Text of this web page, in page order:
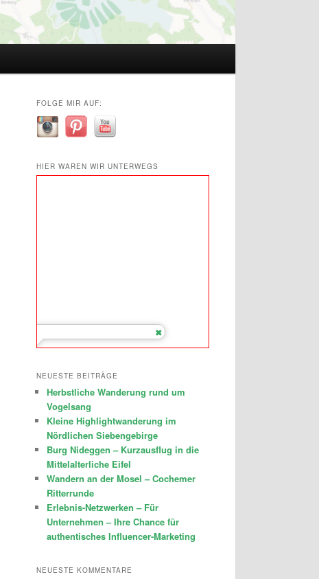
FOLGE MIR AUF:
HIER WAREN WIR UNTERWEGS
NEUESTE BEITRÄGE
Herbstliche Wanderung rund um
Vogelsang
Kleine Highlightwanderung im
Nördlichen Siebengebirge
Burg Nideggen – Kurzausflug in die
Mittelalterliche Eifel
Wandern an der Mosel – Cochemer
Ritterrunde
Erlebnis-Netzwerken – Für
Unternehmen – Ihre Chance für
authentisches Influencer-Marketing
NEUESTE KOMMENTARE